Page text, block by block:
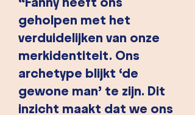
geholpen met het
verduidelijken van onze
merkidentiteit. Ons
archetype blijkt ‘de
gewone man’ te zijn. Dit
inzicht maakt dat we ons